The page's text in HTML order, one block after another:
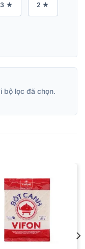
3 ★ 2 ★
bộ lọc đã chọn.